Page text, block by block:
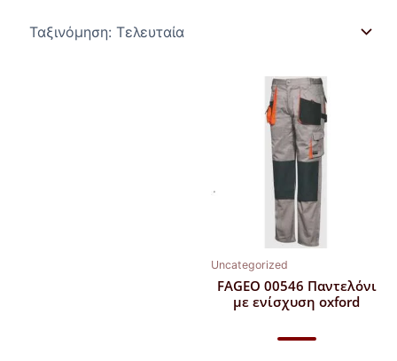
Uncategorized
FAGEO 00546 Παντελόνι
με ενίσχυση oxford